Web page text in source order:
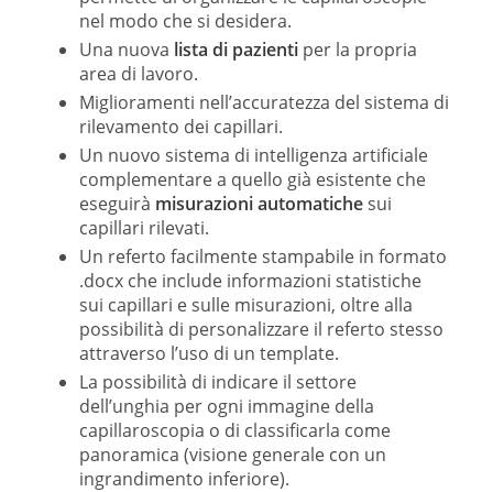
nel modo che si desidera.
Una nuova lista di pazienti per la propria
area di lavoro.
Miglioramenti nell’accuratezza del sistema di
rilevamento dei capillari.
Un nuovo sistema di intelligenza artificiale
complementare a quello già esistente che
eseguirà misurazioni automatichesui
capillari rilevati.
Un referto facilmente stampabile in formato
.docx che include informazioni statistiche
sui capillari e sulle misurazioni, oltre alla
possibilità di personalizzare il referto stesso
attraverso l’uso di un template.
La possibilità di indicare il settore
dell’unghia per ogni immagine della
capillaroscopia o di classificarla come
panoramica (visione generale con un
ingrandimento inferiore).